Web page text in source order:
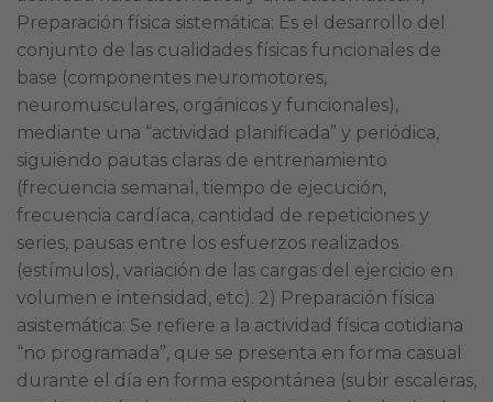
Preparación física sistemática: Es el desarrollo del
conjunto de las cualidades físicas funcionales de
base (componentes neuromotores,
neuromusculares, orgánicos y funcionales),
mediante una “actividad planificada” y periódica,
siguiendo pautas claras de entrenamiento
(frecuencia semanal, tiempo de ejecución,
frecuencia cardíaca, cantidad de repeticiones y
series, pausas entre los esfuerzos realizados
(estímulos), variación de las cargas del ejercicio en
volumen e intensidad, etc). 2) Preparación física
asistemática: Se refiere a la actividad física cotidiana
“no programada”, que se presenta en forma casual
durante el día en forma espontánea (subir escaleras,